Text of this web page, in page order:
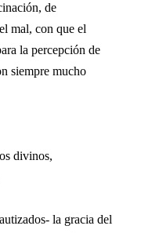
de
mal, con que el
la percepción de
siempre mucho
divinos,
la gracia del